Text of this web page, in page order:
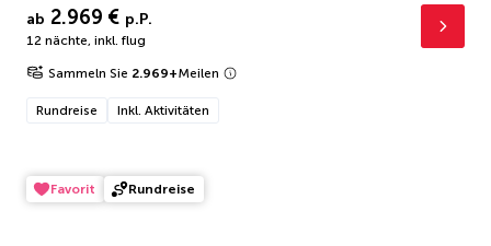
ab 2.969 € p.P.
12 nächte, inkl. flug
Sammeln Sie 2.969+Meilen
Rundreise Inkl. Aktivitäten
Favorit Rundreise